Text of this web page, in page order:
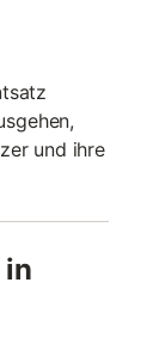
und ihre
in